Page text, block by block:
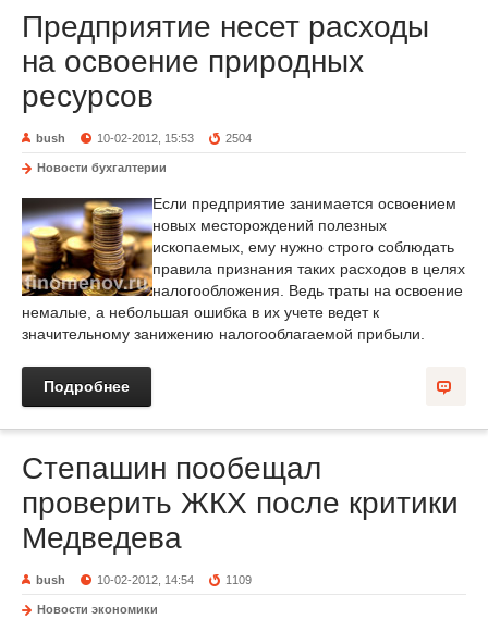
Предприятие несет расходы
на освоение природных
ресурсов
bush 10-02-2012, 15:53 2504
Новости бухгалтерии
Если предприятие занимается освоением
новых месторождений полезных
ископаемых, ему нужно строго соблюдать
правила признания таких расходов в целях
налогообложения. Ведь траты на освоение
немалые, а небольшая ошибка в их учете ведет к
значительному занижению налогооблагаемой прибыли.
Подробнее
Степашин пообещал
проверить ЖКХ после критики
Медведева
bush 10-02-2012, 14:54 1109
Новости экономики